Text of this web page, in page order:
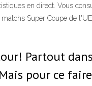
en direct. Vous
Super Coupe de
Partout
pour ce